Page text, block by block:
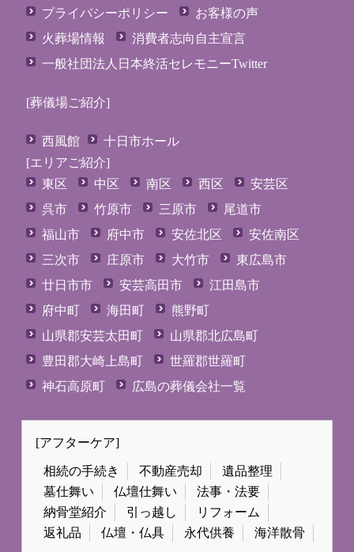
プライバシーポリシー
お客様の声
火葬場情報
消費者志向自主宣言
一般社団法人日本終活セレモニーTwitter
[葬儀場ご紹介]
西風館
十日市ホール
[エリアご紹介]
東区
中区 南区 西区
安芸区
呉市
竹原市 三原市
尾道市
福山市
府中市 安佐北区
安佐南区
三次市
庄原市 大竹市
東広島市
廿日市市
安芸高田市
江田島市
府中町
海田町
熊野町
山県郡安芸太田町
山県郡北広島町
豊田郡大崎上島町
世羅郡世羅町
神石高原町
広島の葬儀会社一覧
[アフターケア]
相続の手続き 不動産売却
遺品整理
墓仕舞い
仏壇仕舞い
法事・法要
納骨堂紹介
引っ越し
リフォーム
返礼品
仏壇・仏具 永代供養 海洋散骨